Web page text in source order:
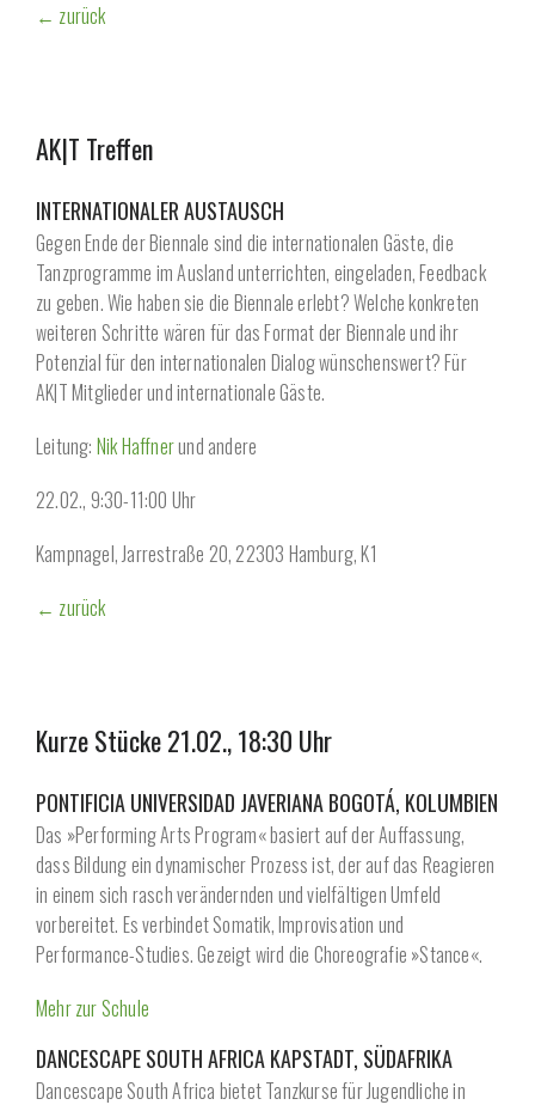
← zurück
AK|T Treffen
INTERNATIONALER AUSTAUSCH
Gegen Ende der Biennale sind die internationalen Gäste, die
Tanzprogramme im Ausland unterrichten, eingeladen, Feedback
zu geben. Wie haben sie die Biennale erlebt? Welche konkreten
weiteren Schritte wären für das Format der Biennale und ihr
Potenzial für den internationalen Dialog wünschenswert? Für
AK|T Mitglieder und internationale Gäste.
Leitung: Nik Haffnerund andere
22.02., 9:30-11:00 Uhr
Kampnagel, Jarrestraße 20, 22303 Hamburg, K1
← zurück
Kurze Stücke 21.02., 18:30 Uhr
PONTIFICIA UNIVERSIDAD JAVERIANA BOGOTÁ, KOLUMBIEN
Das »Performing Arts Program« basiert auf der Auffassung,
dass Bildung ein dynamischer Prozess ist, der auf das Reagieren
in einem sich rasch verändernden und vielfältigen Umfeld
vorbereitet. Es verbindet Somatik, Improvisation und
Performance-Studies. Gezeigt wird die Choreografie »Stance«.
Mehr zur Schule
DANCESCAPE SOUTH AFRICA KAPSTADT, SÜDAFRIKA
Dancescape South Africa bietet Tanzkurse für Jugendliche in